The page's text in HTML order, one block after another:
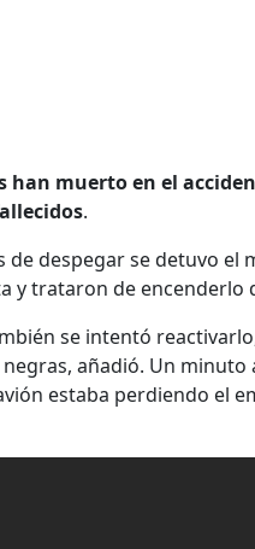
han muerto en el
.
de despegar se detuvo
y trataron de encenderlo
se intentó
añadió. Un
estaba perdiendo el